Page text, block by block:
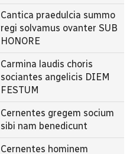
Cantica praedulcia summo
regi solvamus ovanter SUB
HONORE
Carmina laudis choris
sociantes angelicis DIEM
FESTUM
Cernentes gregem socium
sibi nam benedicunt
Cernentes hominem